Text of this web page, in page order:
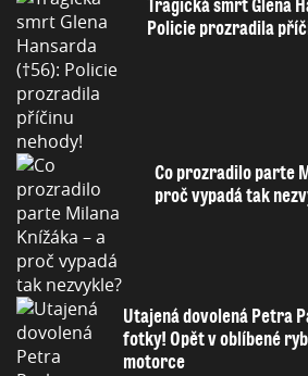
Policie prozradila
Co prozradilo parte
proč vypadá tak
Utajená dovolená Petra
fotky! Opět v oblíbené
motorce